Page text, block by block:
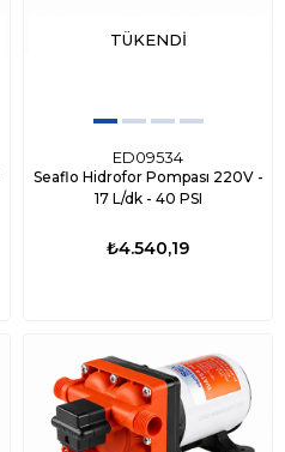
TÜKENDI
ED09534
Seaflo Hidrofor Pompası 220V -
17 L/dk - 40 PSI
₺4.540,19